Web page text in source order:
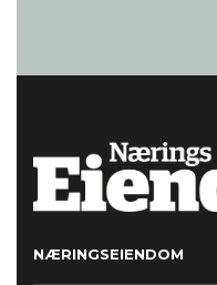
NÆRINGSEIENDOM